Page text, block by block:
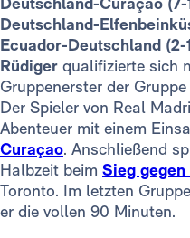
Deutschland-
Ecuador-Deutschland (2-
Rüdiger qualifizierte sich
Gruppenerster der
Der Spieler von Real
Abenteuer mit einem
Curaçao. Anschließend
Halbzeit beim Sieg
Toronto. Im letzten
er die vollen 90 Minuten.